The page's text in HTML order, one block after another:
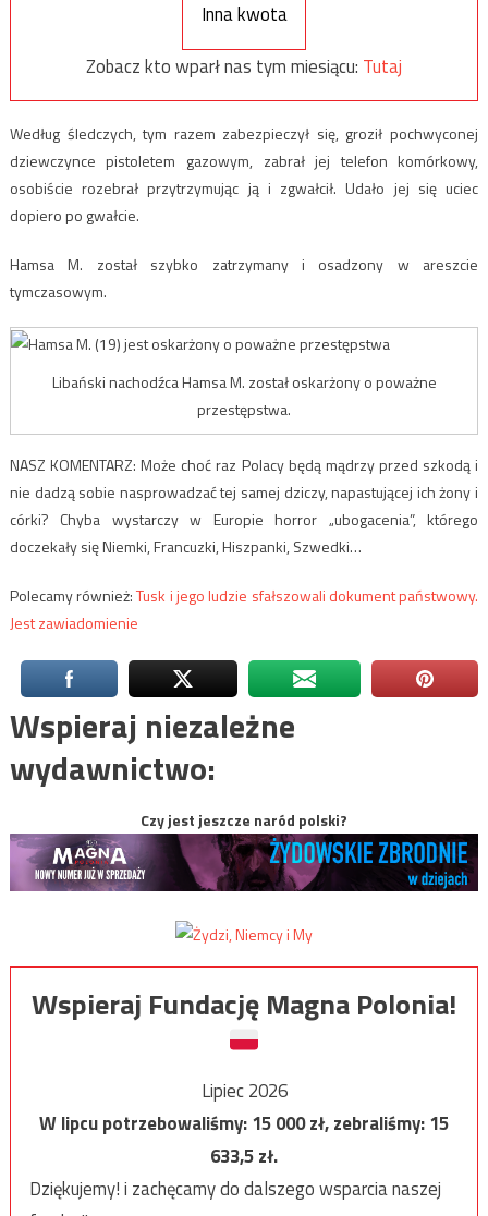
Inna kwota
Zobacz kto wparł nas tym miesiącu: Tutaj
Według śledczych, tym razem zabezpieczył się, groził pochwyconej
dziewczynce pistoletem gazowym, zabrał jej telefon komórkowy,
osobiście rozebrał przytrzymując ją i zgwałcił. Udało jej się uciec
dopiero po gwałcie.
Hamsa M. został szybko zatrzymany i osadzony w areszcie
tymczasowym.
Libański nachodźca Hamsa M. został oskarżony o poważne
przestępstwa.
NASZ KOMENTARZ: Może choć raz Polacy będą mądrzy przed szkodą i
nie dadzą sobie nasprowadzać tej samej dziczy, napastującej ich żony i
córki? Chyba wystarczy w Europie horror „ubogacenia”, którego
doczekały się Niemki, Francuzki, Hiszpanki, Szwedki…
Polecamy również:Tusk i jego ludzie sfałszowali dokument państwowy.
Jest zawiadomienie
Wspieraj niezależne
wydawnictwo:
Czy jest jeszcze naród polski?
Wspieraj Fundację Magna Polonia!
Lipiec 2026
W lipcu potrzebowaliśmy:15 000zł, zebraliśmy:15
633,5zł.
Dziękujemy! i zachęcamy do dalszego wsparcia naszej